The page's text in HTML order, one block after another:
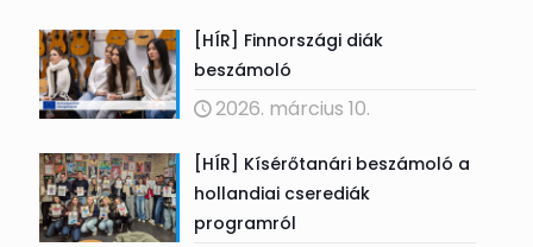
[HÍR] Finnországi diák
beszámoló
2026. március 10.
[HÍR] Kísérőtanári beszámoló a
hollandiai cserediák
programról